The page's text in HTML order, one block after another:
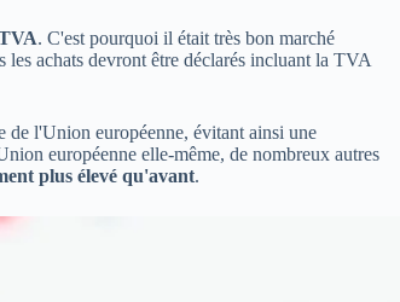
. C'est pourquoi il était très bon marché
achats devront être déclarés incluant la TVA
de l'Union européenne, évitant ainsi une
européenne elle-même, de nombreux autres
plus élevé qu'avant.